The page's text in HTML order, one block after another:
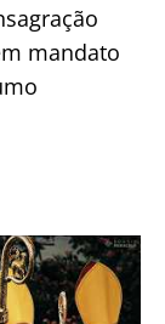
mandato